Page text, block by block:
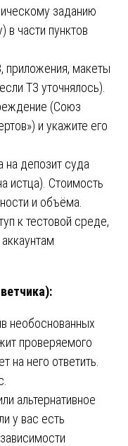
заданию
части пунктов
приложения, макеты
ТЗ уточнялось).
(Союз
и укажите его
депозит суда
истца). Стоимость
и объёма.
к тестовой среде,
необоснованных
проверяемого
на него ответить.
альтернативное
у вас есть